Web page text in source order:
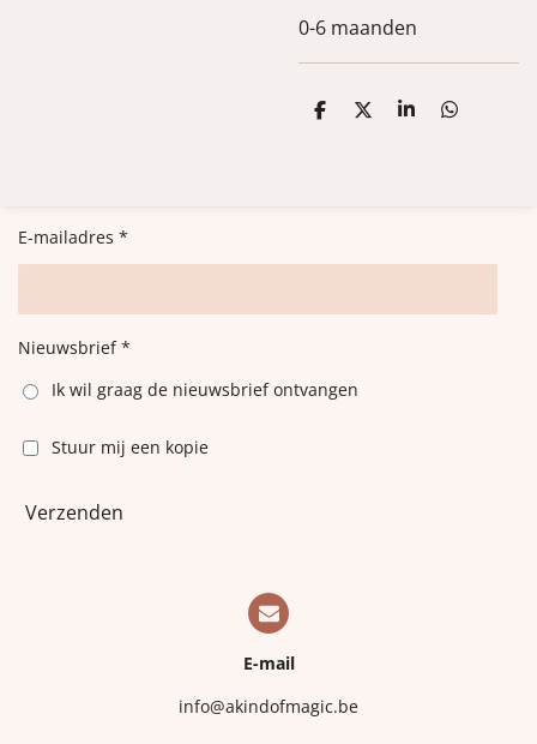
0-6 maanden
D
D
S
D
E-mailadres *
Nieuwsbrief *
Ik wil graag de nieuwsbrief ontvangen
Stuur mij een kopie
Verzenden
E-mail
info@akindofmagic.be